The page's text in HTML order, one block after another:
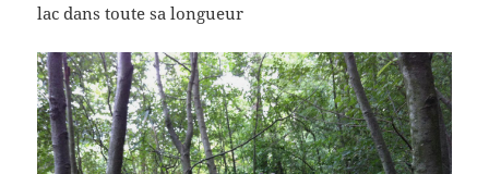
lac dans toute sa longueur